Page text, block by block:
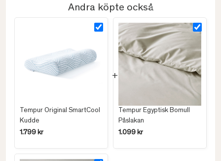
Andra köpte också
Tempur Original SmartCool
Kudde
1.799 kr
Tempur Egyptisk Bomull
Påslakan
1.099 kr